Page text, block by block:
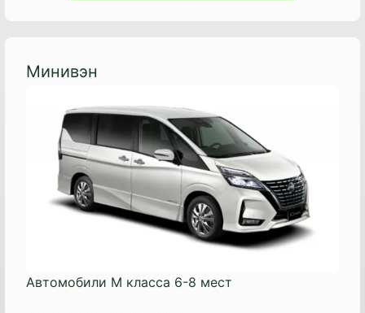
Минивэн
Автомобили М класса 6-8 мест